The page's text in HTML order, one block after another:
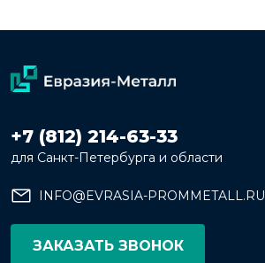
+7 (812) 214-63-33
для Санкт-Петербурга и области
INFO@EVRASIA-PROMMETALL.RU
ЗАКАЗАТЬ ЗВОНОК